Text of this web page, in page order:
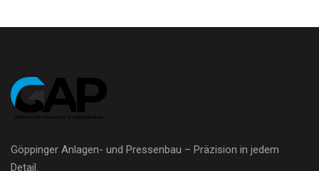
Göppinger Anlagen- und Pressenbau – Präzision in jedem
Detail.